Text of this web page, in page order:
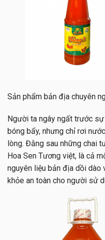
Sản phẩm bản địa chuyên
Người ta ngây ngất trước
bóng bẩy, nhưng chỉ rơi
lòng. Đằng sau những chai
Hoa Sen Tương việt, là cả
nguyên liệu bản địa dồi dào
khỏe an toàn cho người sử